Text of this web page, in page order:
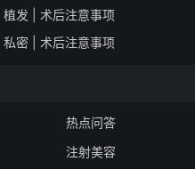
植发 | 术后注意事项
私密 | 术后注意事项
热点问答
注射美容